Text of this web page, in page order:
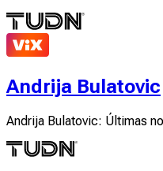
Andrija Bulatovic
Andrija Bulatovic: Últimas